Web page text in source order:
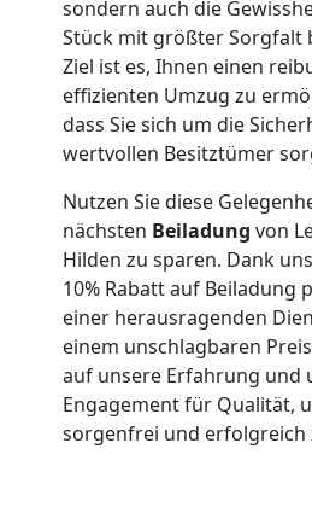
sondern auch die
Stück mit größter Sorgfalt
Ziel ist es, Ihnen einen
effizienten Umzug zu
dass Sie sich um die
wertvollen Besitztümer
Nutzen Sie diese
nächsten Beiladung von
Hilden zu sparen. Dank
10% Rabatt auf Beiladung
einer herausragenden
einem unschlagbaren
auf unsere Erfahrung und
Engagement für Qualität,
sorgenfrei und erfolgreich
Qualitäts-
Umzüge
Leonding
Vereinsumzug
Leonding
Anfrage